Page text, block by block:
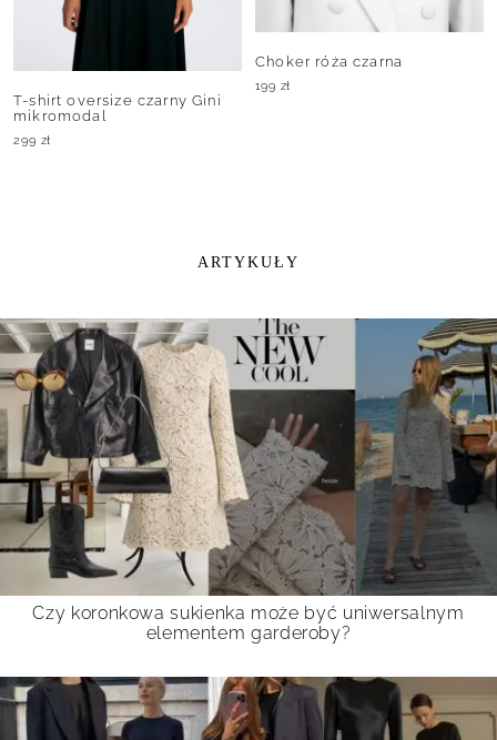
T-shirt oversize czarny Gini
mikromodal
299 zł
Choker róża czarna
199 zł
ARTYKUŁY
Czy koronkowa sukienka może być uniwersalnym
elementem garderoby?